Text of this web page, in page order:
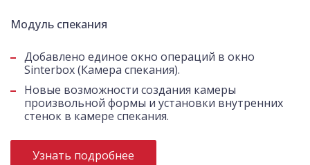
Модуль спекания
Добавлено единое окно операций в окно
Sinterbox (Камера спекания).
Новые возможности создания камеры
произвольной формы и установки внутренних
стенок в камере спекания.
Узнать подробнее